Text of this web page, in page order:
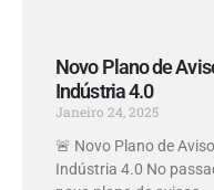
Novo Plano de
Indústria 4.0
Janeiro 24, 2025
🚨 Novo Plano de
Indústria 4.0 No